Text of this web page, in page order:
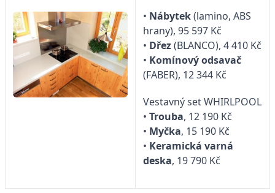
• Nábytek(lamino, ABS
hrany), 95 597 Kč
• Dřez(BLANCO), 4 410 Kč
• Komínový odsavač
(FABER), 12 344 Kč
Vestavný set WHIRLPOOL
• Trouba, 12 190 Kč
• Myčka, 15 190 Kč
• Keramická varná
deska, 19 790 Kč